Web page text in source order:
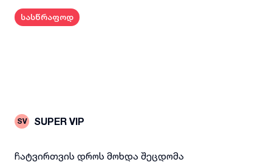
სასწრაფოდ
SV SUPER VIP
ჩატვირთვის დროს მოხდა შეცდომა